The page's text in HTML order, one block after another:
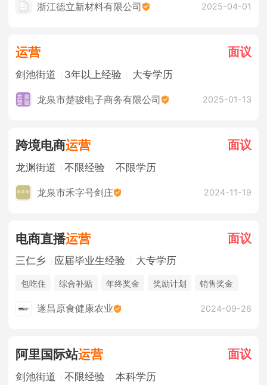
浙江德立新材料有限公司 2025-04-01
运营 面议
剑池街道 3年以上经验 大专学历
龙泉市楚骏电子商务有限公司 2025-01-13
跨境电商运营 面议
龙渊街道 不限经验 不限学历
龙泉市禾字号剑庄 2024-11-19
电商直播运营 面议
三仁乡 应届毕业生经验 大专学历
包吃住 综合补贴 年终奖金 奖励计划
销售奖金
遂昌原食健康农业 2024-09-26
阿里国际站运营 面议
剑池街道 不限经验 本科学历